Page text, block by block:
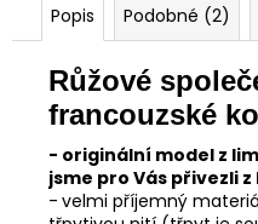
Popis Podobné (2)
Růžové
francouzské
- originální model z
jsme pro Vás přivezli z
- velmi příjemný